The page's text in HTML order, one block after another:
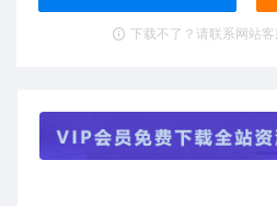
下载不了？请联系网站客